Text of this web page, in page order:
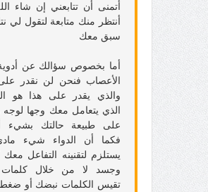
أتمنى أن تتابعني إن شاء
أنتظر منك متابعة لتقول لي
سبق معك
أما بخصوص سؤالك عن
الأعصاب فنحن لن نقدر
والذي يقدر على هذا هو
الذي يتعامل معك وجها
على طبيعة حالتك بشيء
فكما أن الدواء شيء
يستلزم لتقنينه التفاعل معك
وجسد لا من خلال
تقيس الكلمات نبضك أو